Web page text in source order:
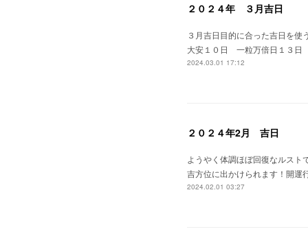
２０２４年 ３月吉日
３月吉日目的に合った吉日
大安１０日 一粒万倍日１３
2024.03.01 17:12
２０２４年2月 吉日
ようやく体調ほぼ回復なルスト
吉方位に出かけられます！開運
2024.02.01 03:27